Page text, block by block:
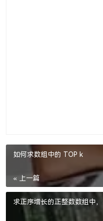
如何求数组中的 TOP k
« 上一篇
求正序增长的正整数数组中